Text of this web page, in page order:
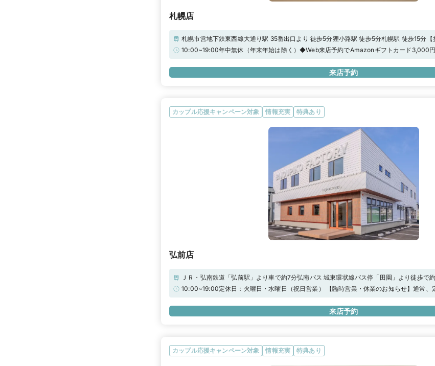
札幌店
札幌市営地下鉄東西線大通り駅 35番出口より 徒歩5分狸小路駅 徒歩5分札幌駅 徒歩15分
提携駐車場をご利用いただいた場合当店滞在時間分の駐車場代(最大1000円分)をキャッシ
合せください。
10:00~19:00年中無休（年末年始は除く）◆Web来店予約でAmazonギフトカード3,000円
来店予約
カップル応援キャンペーン対象 情報充実 特典あり
弘前店
ＪＲ・弘南鉄道「弘前駅」より車で約7分弘南バス 城東環状線バス停「田園」より徒歩で
前ＩＣ」より車で約15分
10:00~19:00定休日：火曜日・水曜日（祝日営業） 【臨時営業・休業のお知らせ】通常、
（水）/ 12月29日（火）/ 12月30日（水）◆Web来店予約でAmazonギフトカード3,000円
来店予約
カップル応援キャンペーン対象 情報充実 特典あり